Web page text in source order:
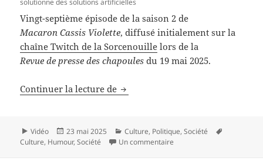
solutionne des solutions artificielles
Vingt-septième épisode de la saison 2 de
Macaron Cassis Violette, diffusé initialement sur la
chaîne Twitch de la Sorcenouille lors de la
Revue de presse des chapoules du 19 mai 2025.
Continuer la lecture de Macaron Cassis Violette –
Format
Vidéo
Publié
le
23 mai 2025 Catégories
Culture, Politique,Société
Culture, Humour,Société Un commentaire